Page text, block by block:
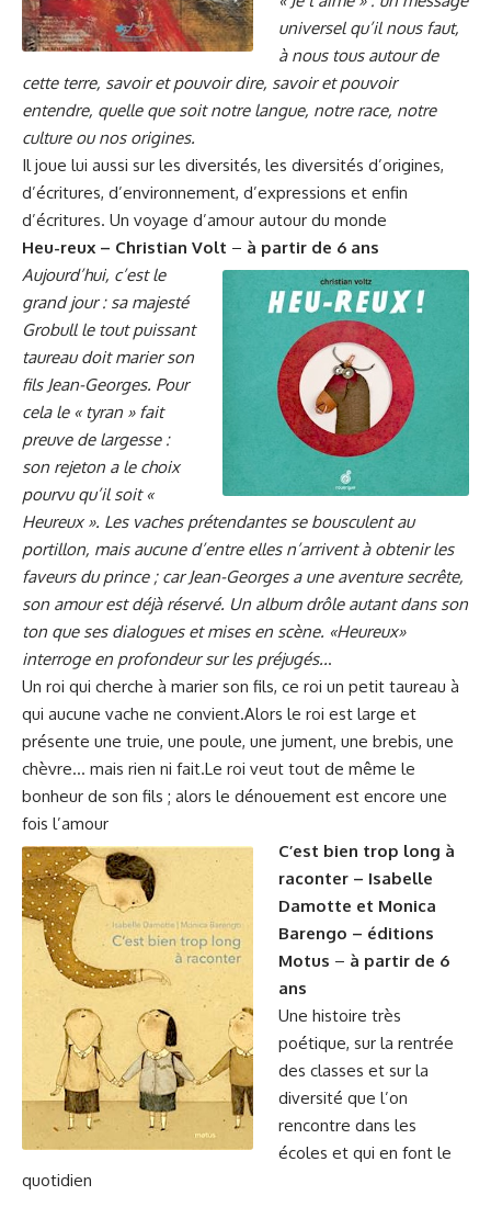
universel qu’il nous faut,
à nous tous autour de
cette terre, savoir et pouvoir dire, savoir et pouvoir
entendre, quelle que soit notre langue, notre race, notre
culture ou nos origines.
Il joue lui aussi sur les diversités, les diversités d’origines,
d’écritures, d’environnement, d’expressions et enfin
d’écritures. Un voyage d’amour autour du monde
Heu-reux – Christian Volt – à partir de 6 ans
Aujourd’hui, c’est le
grand jour : sa majesté
Grobull le tout puissant
taureau doit marier son
fils Jean-Georges. Pour
cela le « tyran » fait
preuve de largesse :
son rejeton a le choix
pourvu qu’il soit «
Heureux ». Les vaches prétendantes se bousculent au
portillon, mais aucune d’entre elles n’arrivent à obtenir les
faveurs du prince ; car Jean-Georges a une aventure secrête,
son amour est déjà réservé. Un album drôle autant dans son
ton que ses dialogues et mises en scène. «Heureux»
interroge en profondeur sur les préjugés...
Un roi qui cherche à marier son fils, ce roi un petit taureau à
qui aucune vache ne convient.Alors le roi est large et
présente une truie, une poule, une jument, une brebis, une
chèvre… mais rien ni fait.Le roi veut tout de même le
bonheur de son fils ; alors le dénouement est encore une
fois l’amour
C’est bien trop long à
raconter – Isabelle
Damotte et Monica
Barengo – éditions
Motus – à partir de 6
ans
Une histoire très
poétique, sur la rentrée
des classes et sur la
diversité que l’on
rencontre dans les
écoles et qui en font le
quotidien